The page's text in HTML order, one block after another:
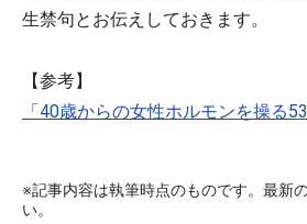
生禁句とお伝えしておきます。
【参考】
「40歳からの女性ホルモンを操る
※記事内容は執筆時点のものです。最新
い。